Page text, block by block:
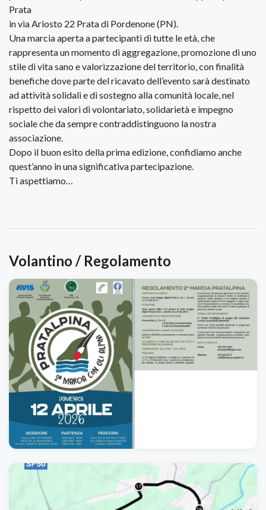
Prata
in via Ariosto 22 Prata di Pordenone (PN).
Una marcia aperta a partecipanti di tutte le età, che
rappresenta un momento di aggregazione, promozione di uno
stile di vita sano e valorizzazione del territorio, con finalità
benefiche dove parte del ricavato dell’evento sarà destinato
ad attività solidali e di sostegno alla comunità locale, nel
rispetto dei valori di volontariato, solidarietà e impegno
sociale che da sempre contraddistinguono la nostra
associazione.
Dopo il buon esito della prima edizione, confidiamo anche
quest’anno in una significativa partecipazione.
Ti aspettiamo…
Volantino / Regolamento